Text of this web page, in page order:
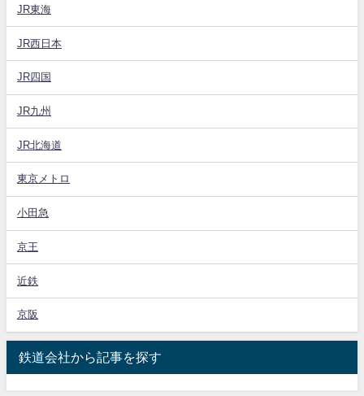
JR東海
JR西日本
JR四国
JR九州
JR北海道
東京メトロ
小田急
京王
近鉄
京阪
鉄道会社から記事を探す